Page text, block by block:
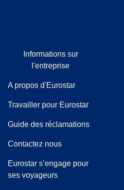
Informations sur
l'entreprise
A propos d'Eurostar
Travailler pour Eurostar
Guide des réclamations((
Contactez nous
Eurostar s’engage pour
ses voyageurs